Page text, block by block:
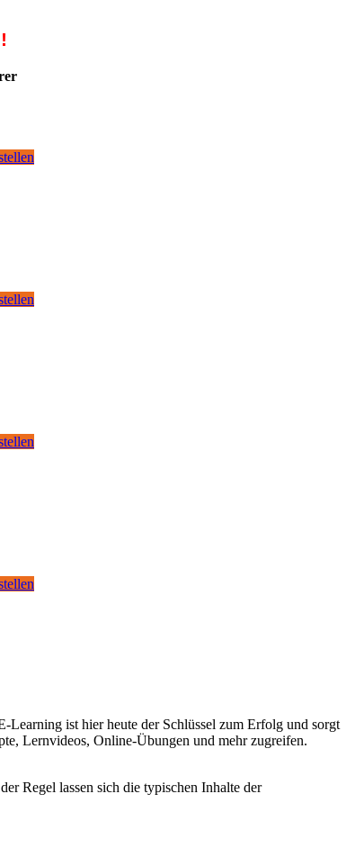
Learning ist hier heute der Schlüssel zum Erfolg und sorgt
Lernvideos, Online-Übungen und mehr zugreifen.
Regel lassen sich die typischen Inhalte der